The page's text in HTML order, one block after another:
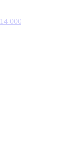
14 000